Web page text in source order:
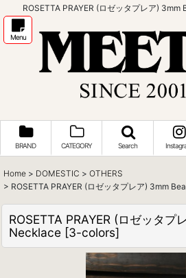
ROSETTA PRAYER (ロゼッタプレア)
Menu
BRAND CATEGORY Search
Home > DOMESTIC > OTHERS
> ROSETTA PRAYER (ロゼッタプレア) 3mm
ROSETTA PRAYER (ロゼッタプ
Necklace [3-colors]